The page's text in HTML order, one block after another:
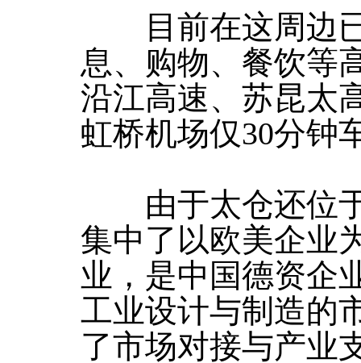
目前在这周边已
息、购物、餐饮等
沿江高速、苏昆太
虹桥机场仅30分钟
由于太仓还位于
集中了以欧美企业
业，是中国德资企
工业设计与制造的
了市场对接与产业